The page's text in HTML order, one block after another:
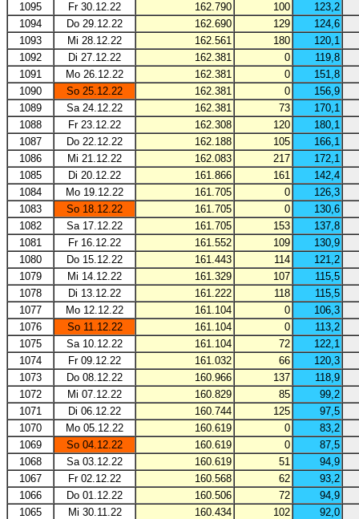
1095
Fr 30.12.22 162.790 100
123,2
1094
Do 29.12.22 162.690 129
124,6
1093
Mi 28.12.22 162.561 180
120,1
1092
Di 27.12.22 162.381 0
119,8
1091
Mo 26.12.22 162.381 0
151,8
1090
So 25.12.22 162.381 0
156,9
1089
Sa 24.12.22 162.381 73
170,1
1088
Fr 23.12.22 162.308 120
180,1
1087
Do 22.12.22 162.188 105
166,1
1086
Mi 21.12.22 162.083 217
172,1
1085
Di 20.12.22 161.866 161
142,4
1084
Mo 19.12.22 161.705 0
126,3
1083
So 18.12.22 161.705 0
130,6
1082
Sa 17.12.22 161.705 153
137,8
1081
Fr 16.12.22 161.552 109
130,9
1080
Do 15.12.22 161.443 114
121,2
1079
Mi 14.12.22 161.329 107
115,5
1078
Di 13.12.22 161.222 118
115,5
1077
Mo 12.12.22 161.104 0
106,3
1076
So 11.12.22 161.104 0
113,2
1075
Sa 10.12.22 161.104 72
122,1
1074
Fr 09.12.22 161.032 66
120,3
1073
Do 08.12.22 160.966 137
118,9
1072
Mi 07.12.22 160.829 85
99,2
1071
Di 06.12.22 160.744 125
97,5
1070
Mo 05.12.22 160.619 0
83,2
1069
So 04.12.22 160.619 0
87,5
1068
Sa 03.12.22 160.619 51
94,9
1067
Fr 02.12.22 160.568 62
93,2
1066
Do 01.12.22 160.506 72
94,9
1065
Mi 30.11.22 160.434 102
92,0